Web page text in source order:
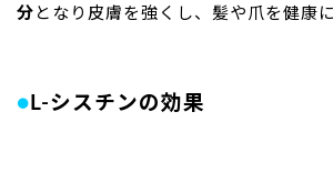
分 となり皮膚を強くし、髪や爪を健康
● L-シスチンの効果